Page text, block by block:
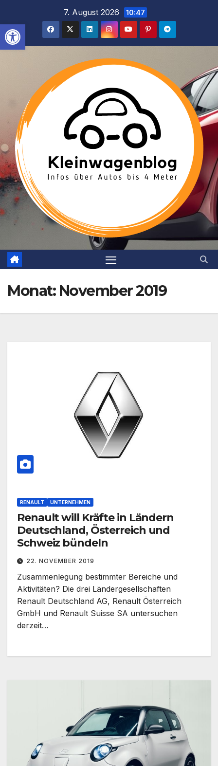
Werkzeugleiste öffnen
springen
7. August 2026 10:47
Monat: November 2019
RENAULT UNTERNEHMEN
Renault will Kräfte in Ländern
Deutschland, Österreich und
Schweiz bündeln
22. NOVEMBER 2019
Zusammenlegung bestimmter Bereiche und
Aktivitäten? Die drei Ländergesellschaften
Renault Deutschland AG, Renault Österreich
GmbH und Renault Suisse SA untersuchen
derzeit…